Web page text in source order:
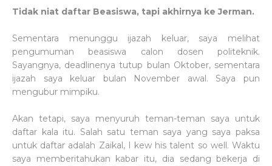
Tidak niat daftar Beasiswa, tapi akhirnya ke Jerman.
Sementara menunggu ijazah keluar, saya melihat
pengumuman beasiswa calon dosen politeknik.
Sayangnya, deadlinenya tutup bulan Oktober, sementara
ijazah saya keluar bulan November awal. Saya pun
mengubur mimpiku.
Akan tetapi, saya menyuruh teman-teman saya untuk
daftar kala itu. Salah satu teman saya yang saya paksa
untuk daftar adalah Zaikal, I kew his talent so well. Waktu
saya memberitahukan kabar itu, dia sedang bekerja di